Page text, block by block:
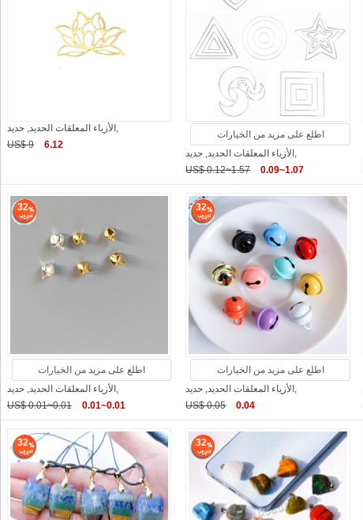
الأزياء المعلقات الحديد, حديد,
US$ 9
6.12
اطلع على مزيد من الخيارات
الأزياء المعلقات الحديد, حديد,
US$ 0.12~1.57
0.09~1.07
32
اطلع على مزيد من الخيارات
الأزياء المعلقات الحديد, حديد,
US$ 0.01~0.01
0.01~0.01
32
اطلع على مزيد من الخيارات
الأزياء المعلقات الحديد, حديد,
US$ 0.05
0.04
32 32